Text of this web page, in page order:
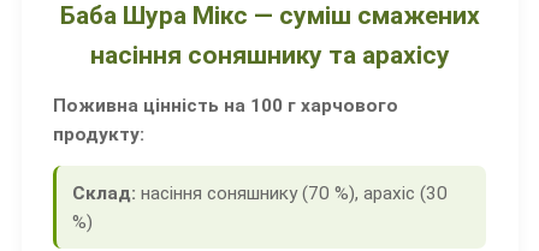
Баба Шура Мікс — cуміш смажених
насіння соняшнику та арахісу
Поживна цінність на 100 г харчового
продукту:
Склад: насіння соняшнику (70 %), арахіс (30
%)